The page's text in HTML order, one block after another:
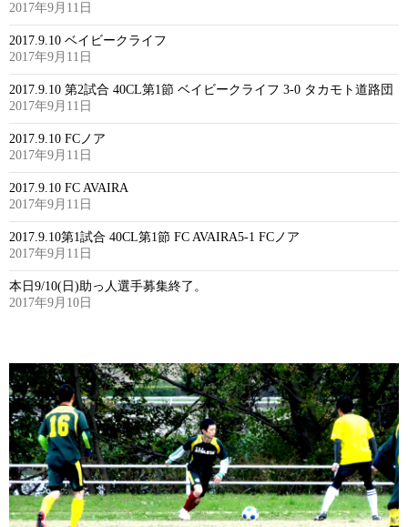
2017年9月11日
2017.9.10 ベイビークライフ
2017年9月11日
2017.9.10 第2試合 40CL第1節 ベイビークライフ 3-0 タカモト道路団
2017年9月11日
2017.9.10 FCノア
2017年9月11日
2017.9.10 FC AVAIRA
2017年9月11日
2017.9.10第1試合 40CL第1節 FC AVAIRA5-1 FCノア
2017年9月11日
本日9/10(日)助っ人選手募集終了。
2017年9月10日